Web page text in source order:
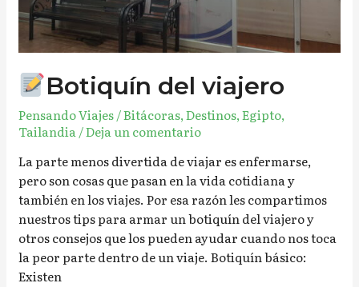
Botiquín del viajero
Pensando Viajes/Bitácoras,Destinos,Egipto,
Tailandia/Deja un comentario
La parte menos divertida de viajar es enfermarse,
pero son cosas que pasan en la vida cotidiana y
también en los viajes. Por esa razón les compartimos
nuestros tips para armar un botiquín del viajero y
otros consejos que los pueden ayudar cuando nos toca
la peor parte dentro de un viaje. Botiquín básico:
Existen